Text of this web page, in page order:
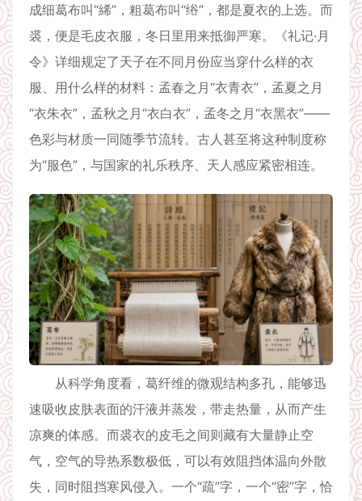
成细葛布叫“絺”，粗葛布叫“绤”，都是夏衣的上选。而
裘，便是毛皮衣服，冬日里用来抵御严寒。《礼记·月
令》详细规定了天子在不同月份应当穿什么样的衣
服、用什么样的材料：孟春之月“衣青衣”，孟夏之月
“衣朱衣”，孟秋之月“衣白衣”，孟冬之月“衣黑衣”——
色彩与材质一同随季节流转。古人甚至将这种制度称
为“服色”，与国家的礼乐秩序、天人感应紧密相连。
从科学角度看，葛纤维的微观结构多孔，能够迅
速吸收皮肤表面的汗液并蒸发，带走热量，从而产生
凉爽的体感。而裘衣的皮毛之间则藏有大量静止空
气，空气的导热系数极低，可以有效阻挡体温向外散
失，同时阻挡寒风侵入。一个“疏”字，一个“密”字，恰